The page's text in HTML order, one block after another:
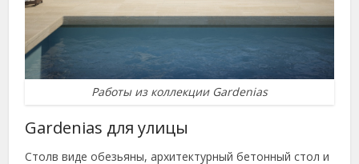
Работы из коллекции Gardenias
Gardenias для улицы
Столв виде обезьяны, архитектурный бетонный стол и